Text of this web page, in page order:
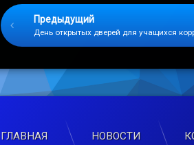
Keep Reading
Предыдущий
День открытых дверей для учащихся
ГЛАВНАЯ НОВОСТИ